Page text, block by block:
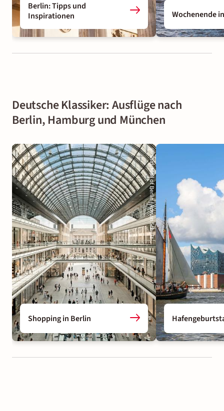
Berlin: Tipps und
Inspirationen
Wochenende
Deutsche Klassiker: Ausflüge nach
Berlin, Hamburg und München
©
Bild
:
Mall of Berlin | Adrian Schulz
Shopping in Berlin